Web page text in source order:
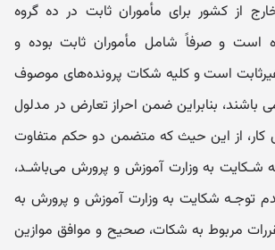
از کشور برای مأموران ثابت در ده گروه
است و صرفاً شامل مأموران ثابت بوده و
است و کلیه شکات پرونده‌های موصوف
باشند، بنابراین ضمن احراز تعارض در مدلول
کار، از این حیث که متضمن دو حکم متفاوت
شـکایت به وزارت آموزش و پرورش می‌باشـد،
توجـه شکایت به وزارت آموزش و پرورش به
مربوط به شکات، صحیح و موافق موازین